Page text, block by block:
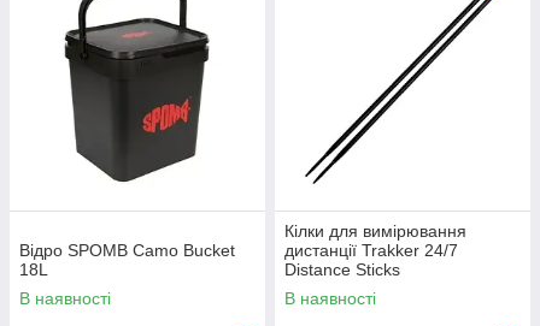
Відро SPOMB Camo Bucket
18L
В наявності
Кілки для вимірювання
дистанції Trakker 24/7
Distance Sticks
В наявності